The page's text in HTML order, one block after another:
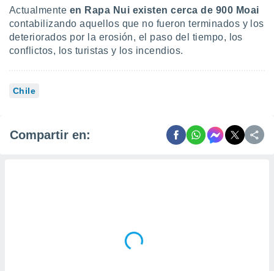
Actualmente en Rapa Nui existen cerca de 900 Moai
contabilizando aquellos que no fueron terminados y los
deteriorados por la erosión, el paso del tiempo, los
conflictos, los turistas y los incendios.
Chile
Compartir en: